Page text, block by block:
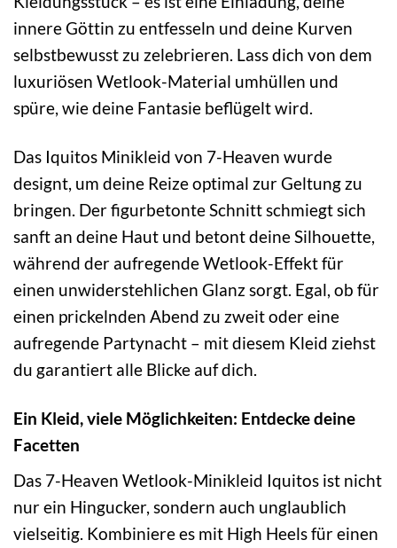
innere Göttin zu entfesseln und deine Kurven
selbstbewusst zu zelebrieren. Lass dich von dem
luxuriösen Wetlook-Material umhüllen und
spüre, wie deine Fantasie beflügelt wird.
Das Iquitos Minikleid von 7-Heaven wurde
designt, um deine Reize optimal zur Geltung zu
bringen. Der figurbetonte Schnitt schmiegt sich
sanft an deine Haut und betont deine Silhouette,
während der aufregende Wetlook-Effekt für
einen unwiderstehlichen Glanz sorgt. Egal, ob für
einen prickelnden Abend zu zweit oder eine
aufregende Partynacht – mit diesem Kleid ziehst
du garantiert alle Blicke auf dich.
Ein Kleid, viele Möglichkeiten: Entdecke deine
Facetten
Das 7-Heaven Wetlook-Minikleid Iquitos ist nicht
nur ein Hingucker, sondern auch unglaublich
vielseitig. Kombiniere es mit High Heels für einen